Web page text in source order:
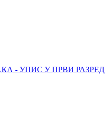
- УПИС У ПРВИ РАЗРЕД